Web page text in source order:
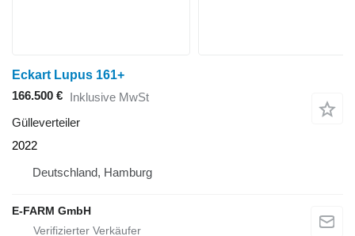
Eckart Lupus 161+
166.500 € Inklusive MwSt
Gülleverteiler
2022
Deutschland, Hamburg
E-FARM GmbH